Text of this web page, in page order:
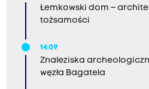
Łemkowski dom –
tożsamości
14:09
Znaleziska
węzła Bagatela